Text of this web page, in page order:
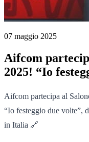
07 maggio 2025
Aifcom
2025! “Io
Aifcom partecipa al
“Io festeggio due volte”,
in Italia 🔗